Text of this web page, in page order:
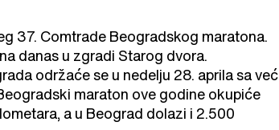
37. Comtrade Beogradskog maratona.
danas u zgradi Starog dvora.
održaće se u nedelju 28. aprila sa već
maraton ove godine okupiće
a u Beograd dolazi i 2.500